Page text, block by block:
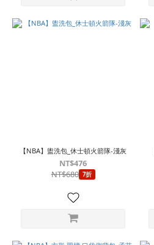
【NBA】盥洗包_休士頓火箭隊-淺灰
NT$476
NT$680 7折